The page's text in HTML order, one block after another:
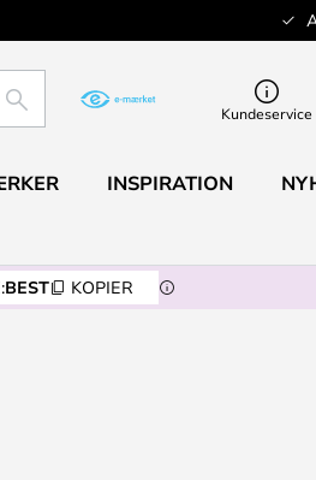
SØG Kundeservice
INSPIRATION
BEST KOPIER